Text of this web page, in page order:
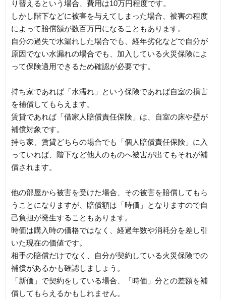
り替えるという場合、費用は10万円程度です。
しかし階下などに被害を与えてしまった場合、被害の程度
によって賠償額が数百万円になることもあります。
自分の過失で水漏れした場合でも、経年劣化などで自分が
原因でない水漏れの場合でも、加入している火災保険によ
って保険適用できるため確認が必要です。
持ち家であれば「水濡れ」という保険であれば自室の損害
を補償してもらえます。
賃貸であれば「借家人賠償責任保険」は、自室の床や壁が
補償対象です。
持ち家、賃貸どちらの場合でも「個人賠償責任保険」に入
っていれば、階下など他人のものへ被害が出てもそれが補
償されます。
他の部屋から被害を受けた場合、その被害を賠償してもら
うことになりますが、賠償額は「時価」となりますので自
己負担が発生することもあります。
時価は購入時の価格ではなく、経過年数や消耗分を差し引
いた現在の価値です。
相手の賠償だけでなく、自分が契約している火災保険での
補償があるかも確認しましょう。
「新価」で契約をしている場合、「時価」分との差額を補
償してもらえるかもしれません。